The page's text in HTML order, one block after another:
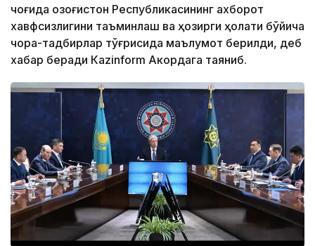
чоғида Қозоғистон Республикасининг ахборот
хавфсизлигини таъминлаш ва ҳозирги ҳолати бўйича
чора-тадбирлар тўғрисида маълумот берилди, деб
хабар беради Каzinform Акордага таяниб.